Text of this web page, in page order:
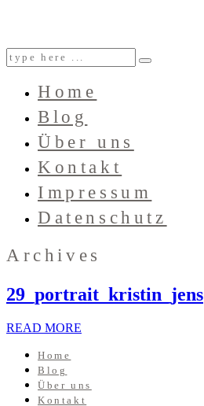
Home
Blog
Über uns
Kontakt
Impressum
Datenschutz
Archives
29_portrait_kristin_jens
READ MORE
Home
Blog
Über uns
Kontakt